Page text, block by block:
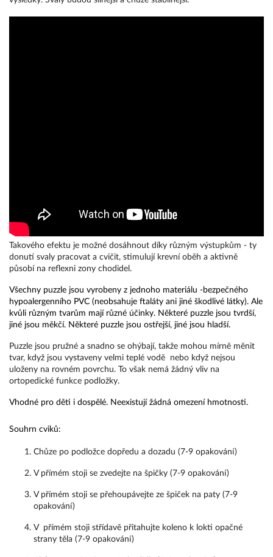
Takového efektu je možné dosáhnout díky různým výstupkům - ty
donutí svaly pracovat a cvičit, stimulují krevní oběh a aktivně
působí na reflexni zony chodidel.
Všechny puzzle jsou vyrobeny z jednoho materiálu -bezpečného
hypoalergenního PVC (neobsahuje ftaláty ani jiné škodlivé látky). Ale
kvůli různým tvarům mají různé účinky. Některé puzzle jsou tvrdší,
jiné jsou měkčí. Některé puzzle jsou ostřejší, jiné jsou hladší.
Puzzle jsou pružné a snadno se ohýbají, takže mohou mírně měnit
tvar, když jsou vystaveny velmi teplé vodě nebo když nejsou
uloženy na rovném povrchu. To však nemá žádný vliv na
ortopedické funkce podložky.
Vhodné pro děti i dospělé. Neexistují žádná omezení hmotnosti.
Souhrn cviků:
Chůze po podložce dopředu a dozadu (7-9 opakování)
V přímém stoji se zvedejte na špičky (7-9 opakování)
V přímém stoji se přehoupávejte ze špiček na paty (7-9
opakování)
V  přímém stoji střídavě přitahujte koleno k lokti opačné
strany těla (7-9 opakování)